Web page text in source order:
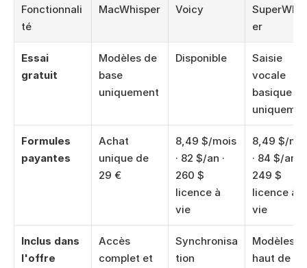
Fonctionnali
té
MacWhisper Voicy
er
Essai
gratuit
Modèles de
base
uniquement
Disponible
Saisie
vocale
basique
Formules
payantes
Achat
unique de
29 €
8,49 $/mois
· 82 $/an ·
260 $
licence à
vie
8,49 $/
· 84 $/an ·
249 $
licence à
vie
Inclus dans
l'offre
Accès
complet et
Synchronisa
tion
Modèles
haut de